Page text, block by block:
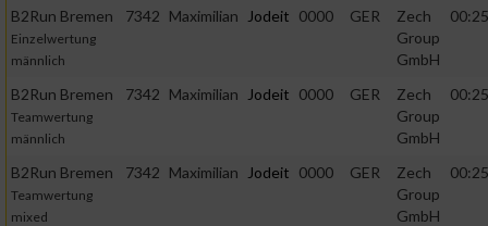
B2Run Bremen
Einzelwertung
männlich
7342 Maximilian Jodeit 0000 GER
Zech
Group
GmbH
B2Run Bremen
Teamwertung
männlich
7342 Maximilian Jodeit 0000 GER
Zech
Group
GmbH
B2Run Bremen
Teamwertung
mixed
7342 Maximilian Jodeit 0000 GER
Zech
Group
GmbH
Erstellung von Profilen für personalisierte Werbung
Verwendung von Profilen zur Auswahl personalisierter
Werbung
Erstellung von Profilen zur Personalisierung von Inhalten